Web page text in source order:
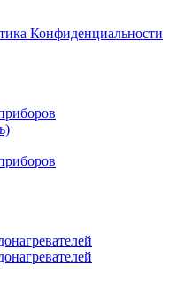
Конфиденциальности